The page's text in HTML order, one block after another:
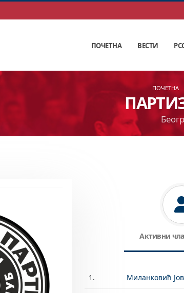
ПОЧЕТНА ВЕСТИ
ПОЧЕТНА
Активни
1. Миланковић